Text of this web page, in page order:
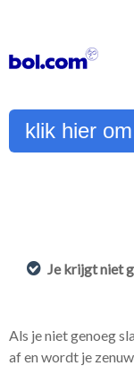
klik hier
Je krijgt niet
Als je niet genoeg
af en wordt je